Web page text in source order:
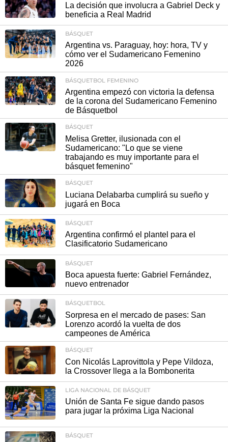
La decisión que involucra a Gabriel Deck y
beneficia a Real Madrid
BÁSQUET
Argentina vs. Paraguay, hoy: hora, TV y
cómo ver el Sudamericano Femenino
2026
BÁSQUETBOL FEMENINO
Argentina empezó con victoria la defensa
de la corona del Sudamericano Femenino
de Básquetbol
BÁSQUET
Melisa Gretter, ilusionada con el
Sudamericano: "Lo que se viene
trabajando es muy importante para el
básquet femenino"
BÁSQUET
Luciana Delabarba cumplirá su sueño y
jugará en Boca
BÁSQUET
Argentina confirmó el plantel para el
Clasificatorio Sudamericano
BÁSQUET
Boca apuesta fuerte: Gabriel Fernández,
nuevo entrenador
BÁSQUETBOL
Sorpresa en el mercado de pases: San
Lorenzo acordó la vuelta de dos
campeones de América
BÁSQUET
Con Nicolás Laprovittola y Pepe Vildoza,
la Crossover llega a la Bombonerita
LIGA NACIONAL DE BÁSQUET
Unión de Santa Fe sigue dando pasos
para jugar la próxima Liga Nacional
BÁSQUET